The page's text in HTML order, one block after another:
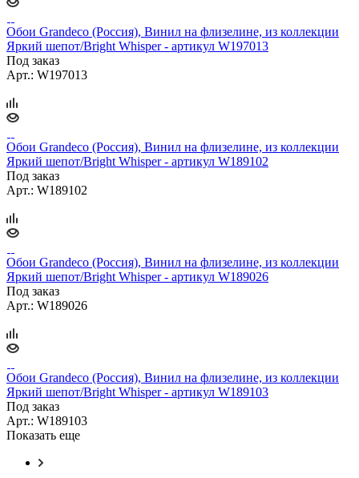
Обои Grandeco (Россия), Винил на флизелине, из коллекции
Яркий шепот/Bright Whisper - артикул W197013
Под заказ
Арт.: W197013
Обои Grandeco (Россия), Винил на флизелине, из коллекции
Яркий шепот/Bright Whisper - артикул W189102
Под заказ
Арт.: W189102
Обои Grandeco (Россия), Винил на флизелине, из коллекции
Яркий шепот/Bright Whisper - артикул W189026
Под заказ
Арт.: W189026
Обои Grandeco (Россия), Винил на флизелине, из коллекции
Яркий шепот/Bright Whisper - артикул W189103
Под заказ
Арт.: W189103
Показать еще